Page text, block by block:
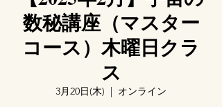
数秘講座（マスター
コース）木曜日クラ
ス
3月20日(木)
  |
オンライン